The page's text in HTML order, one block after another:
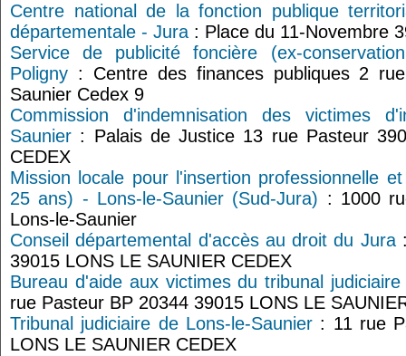
Centre national de la fonction publique
départementale - Jura : Place du 11-Novembre
Service de publicité foncière (ex-
Poligny : Centre des finances publiques 2
Saunier Cedex 9
Commission d'indemnisation des victimes
Saunier : Palais de Justice 13 rue Pasteur
CEDEX
Mission locale pour l'insertion professionnelle
25 ans) - Lons-le-Saunier (Sud-Jura) : 1000
Lons-le-Saunier
Conseil départemental d'accès au droit du Jura:
39015 LONS LE SAUNIER CEDEX
Bureau d'aide aux victimes du tribunal
rue Pasteur BP 20344 39015 LONS LE
Tribunal judiciaire de Lons-le-Saunier: 11 rue
LONS LE SAUNIER CEDEX